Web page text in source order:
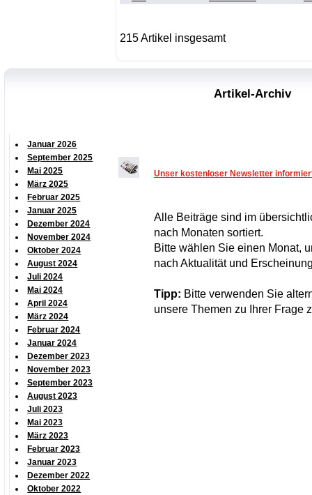
215 Artikel insgesamt
Artikel-Archiv
Januar 2026
September 2025
Mai 2025
März 2025
Februar 2025
Januar 2025
Dezember 2024
November 2024
Oktober 2024
August 2024
Juli 2024
Mai 2024
April 2024
März 2024
Februar 2024
Januar 2024
Dezember 2023
November 2023
September 2023
August 2023
Juli 2023
Mai 2023
März 2023
Februar 2023
Januar 2023
Dezember 2022
Oktober 2022
Unser kostenloser Newsletter
Alle Beiträge sind im
nach Monaten sortiert.
Bitte wählen Sie einen Monat,
nach Aktualität und
Tipp: Bitte verwenden Sie
unsere Themen zu Ihrer Frage